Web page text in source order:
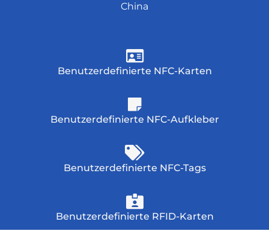
China
Benutzerdefinierte NFC-Karten
Benutzerdefinierte NFC-Aufkleber
Benutzerdefinierte NFC-Tags
Benutzerdefinierte RFID-Karten